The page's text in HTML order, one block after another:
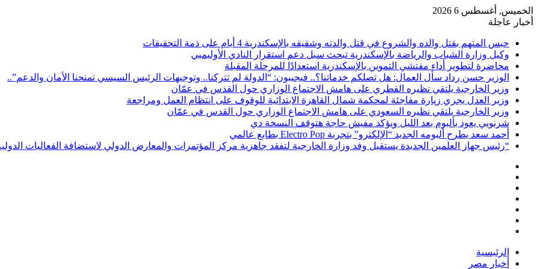
الخميس, أغسطس 6 2026
أخبار عاجلة
حبس المتهم بقتل والده والشروع في قتل والدته وشقيقه بالإسكندرية 4 أيام على ذمة التحقيقات
وكيل وزارة الشباب والرياضة بالإسكندرية تبحث سبل دعم استقرار النادي الأوليمبي
محاضرة لتطوير أداء مفتشي التموين بالإسكندرية استعدادًا للمرحلة المقبلة
الوزير حسن رداد سأل العمال: هل تصلكم خدماتنا؟.. فيجيبون: “الدولة لم تتركنا.. وتوجيهات الرئيس السيسي تمنحنا الأمان والدعم”..
وزير الخارجية يلتقي نظيره القطري على هامش الاجتماع الوزاري حول القدس في عمّان
وزير العدل يجري زيارة مفاجئة لمحكمة شمال القاهرة الابتدائية للوقوف على انتظام العمل ومراجعة
وزير الخارجية يلتقي نظيره السعودي على هامش الاجتماع الوزاري حول القدس في عمّان
شرنوبي يعود بألبوم بعد الليل ويؤكد مفيش حاجة هتوقف النسخة دي
أحمد سعد يطرح ألبومه الجديد “الإلكترو” بتجربة Electro Pop بطابع عالمي
“رئيس جهاز العلمين الجديدة يستقبل وفد وزارة الخارجية لتفقد جاهزية مركز المؤتمرات والمعارض الدولي لاستضافة الفعاليات
جانبي
الرئيسية
أخبار مصر